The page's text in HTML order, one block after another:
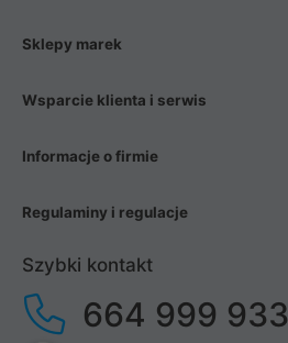
Sklepy marek
Wsparcie klienta i serwis
Informacje o firmie
Regulaminy i regulacje
Szybki kontakt
664 999 933